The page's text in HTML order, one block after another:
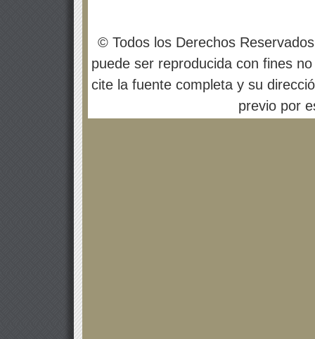
© Todos los Derechos
puede ser reproducida con fines
cite la fuente completa y su
previo por